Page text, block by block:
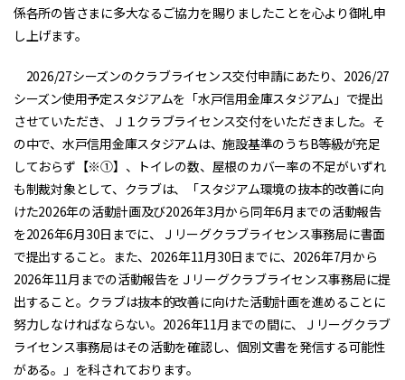
係各所の皆さまに多大なるご協力を賜りましたことを心より御礼申
し上げます。
2026/27シーズンのクラブライセンス交付申請にあたり、2026/27
シーズン使用予定スタジアムを「水戸信用金庫スタジアム」で提出
させていただき、Ｊ１クラブライセンス交付をいただきました。そ
の中で、水戸信用金庫スタジアムは、施設基準のうちB等級が充足
しておらず【※①】、トイレの数、屋根のカバー率の不足がいずれ
も制裁対象として、クラブは、「スタジアム環境の抜本的改善に向
けた2026年の活動計画及び2026年3月から同年6月までの活動報告
を2026年6月30日までに、Ｊリーグクラブライセンス事務局に書面
で提出すること。また、2026年11月30日までに、2026年7月から
2026年11月までの活動報告をＪリーグクラブライセンス事務局に提
出すること。クラブは抜本的改善に向けた活動計画を進めることに
努力しなければならない。2026年11月までの間に、Ｊリーグクラブ
ライセンス事務局はその活動を確認し、個別文書を発信する可能性
がある。」を科されております。